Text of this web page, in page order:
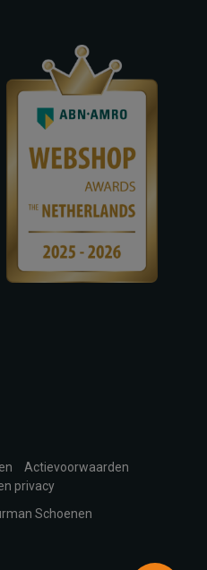
Actievoorwaarden
privacy
Schoenen